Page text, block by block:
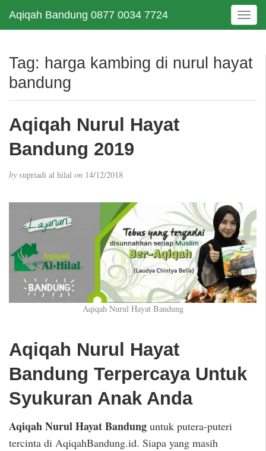
Aqiqah Bandung 0877 0034 7724
T
o
l
n
Tag: harga kambing di nurul hayat
bandung
Aqiqah Nurul Hayat
Bandung 2019
by supriadi al hilal on 14/12/2018
Aqiqah Nurul Hayat Bandung
Aqiqah Nurul Hayat
Bandung Terpercaya Untuk
Syukuran Anak Anda
Aqiqah Nurul Hayat Bandung untuk putera-puteri
tercinta di AqiqahBandung.id. Siapa yang masih